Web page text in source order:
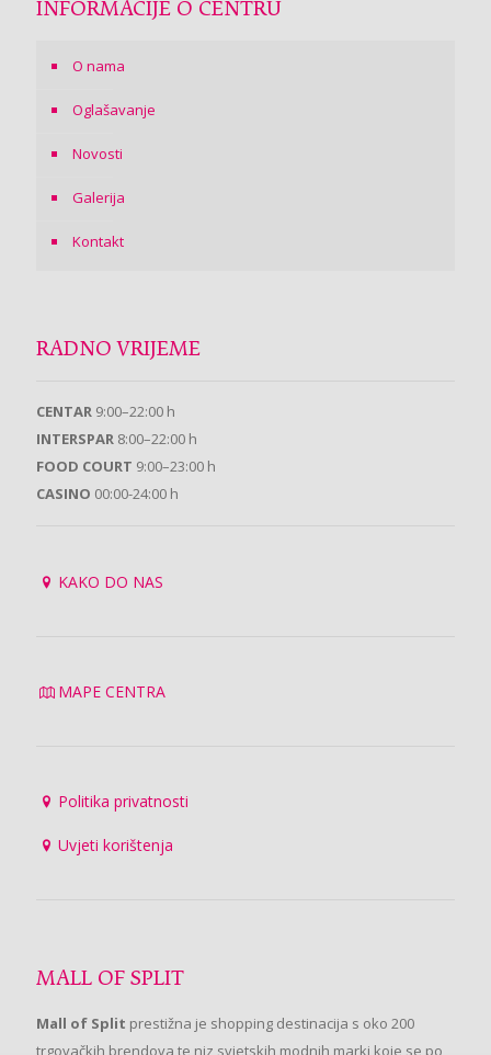
INFORMACIJE O CENTRU
O nama
Oglašavanje
Novosti
Galerija
Kontakt
RADNO VRIJEME
CENTAR 9:00–22:00 h
INTERSPAR 8:00–22:00 h
FOOD COURT 9:00–23:00 h
CASINO 00:00-24:00 h
KAKO DO NAS
MAPE CENTRA
Politika privatnosti
Uvjeti korištenja
MALL OF SPLIT
Mall of Split prestižna je shopping destinacija s oko 200